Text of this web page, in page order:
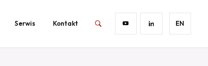
Serwis Kontakt EN